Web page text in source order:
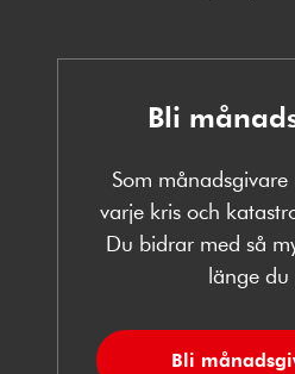
Bli
Som
varje kris och
Du bidrar med så
länge du
Bli